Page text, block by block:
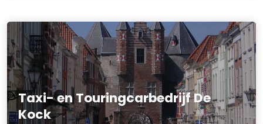
Taxi- en Touringcarbedrijf De
Kock